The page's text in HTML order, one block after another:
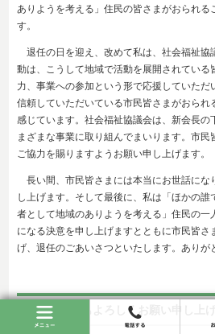
ありようを考える」住民の皆さまがおられる
す。
退任の日を迎え、改めて私は、社会福祉協
動は、こうして地域で活動を展開されている
力、事業への参加という形で応援していただ
信頼していただいている市民皆さまがおられ
感じています。社会福祉協議会は、新会長の
まざまな事業に取り組んでまいります。市民
ご協力を賜りますようお願い申し上げます。
長い間、市民皆さまには本当にお世話にな
し上げます。そして最後に、私は「ほかの
者として地域のありようを考える」住民の一
になる決意を申し上げますとともに市民皆さ
げ、退任のごあいさつといたします。ありが
令和５年度もよろしくお願い申し上げ